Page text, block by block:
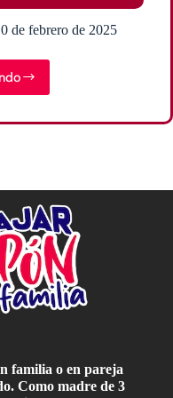
de febrero de 2025
familia o en pareja
Como madre de 3